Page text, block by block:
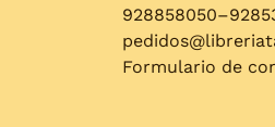
Formulario de